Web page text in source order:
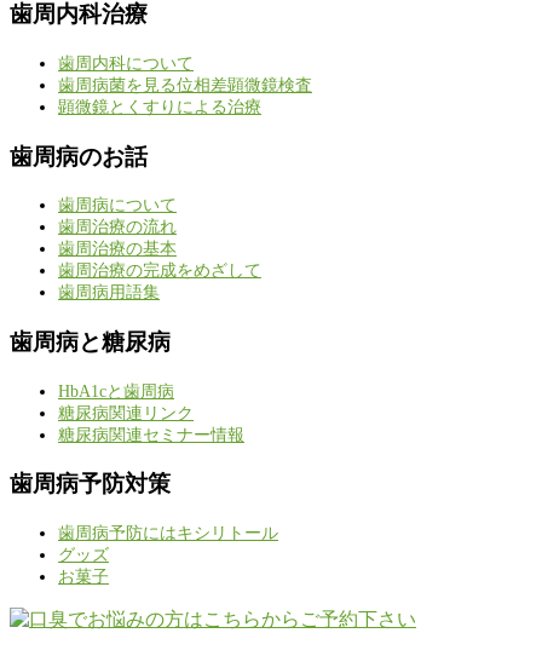
歯周内科治療
歯周内科について
歯周病菌を見る位相差顕微鏡検査
顕微鏡とくすりによる治療
歯周病のお話
歯周病について
歯周治療の流れ
歯周治療の基本
歯周治療の完成をめざして
歯周病用語集
歯周病と糖尿病
HbA1cと歯周病
糖尿病関連リンク
糖尿病関連セミナー情報
歯周病予防対策
歯周病予防にはキシリトール
グッズ
お菓子